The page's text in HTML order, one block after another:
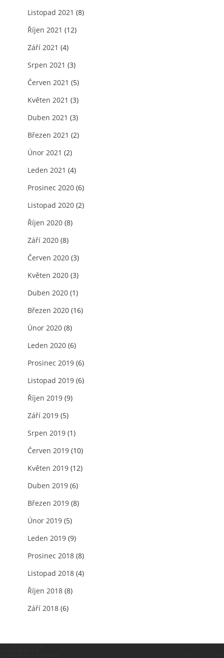
Listopad 2021 (8)
Říjen 2021 (12)
Září 2021 (4)
Srpen 2021 (3)
Červen 2021 (5)
Květen 2021 (3)
Duben 2021 (3)
Březen 2021 (2)
Únor 2021 (2)
Leden 2021 (4)
Prosinec 2020 (6)
Listopad 2020 (2)
Říjen 2020 (8)
Září 2020 (8)
Červen 2020 (3)
Květen 2020 (3)
Duben 2020 (1)
Březen 2020 (16)
Únor 2020 (8)
Leden 2020 (6)
Prosinec 2019 (6)
Listopad 2019 (6)
Říjen 2019 (9)
Září 2019 (5)
Srpen 2019 (1)
Červen 2019 (10)
Květen 2019 (12)
Duben 2019 (6)
Březen 2019 (8)
Únor 2019 (5)
Leden 2019 (9)
Prosinec 2018 (8)
Listopad 2018 (4)
Říjen 2018 (8)
Září 2018 (6)